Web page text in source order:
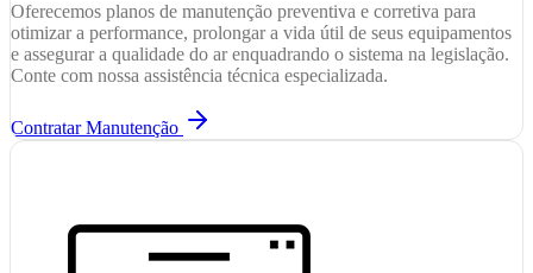
Oferecemos planos de manutenção preventiva e corretiva para
otimizar a performance, prolongar a vida útil de seus equipamentos
e assegurar a qualidade do ar enquadrando o sistema na legislação.
Conte com nossa assistência técnica especializada.
Contratar Manutenção